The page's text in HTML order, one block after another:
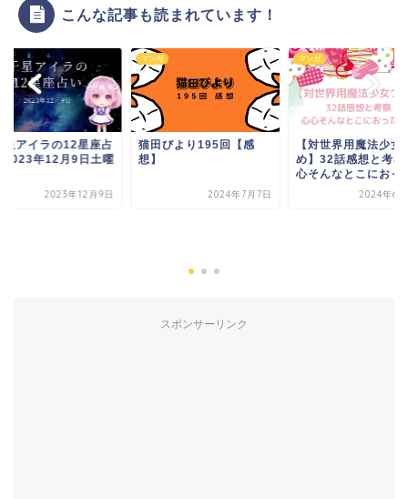
こんな記事も読まれています！
星アイラの12星座占
2023年12月9日土曜
2023年12月9日
マンガ
猫田びより195回【感
想】
2024年7月7日
マンガ
【対世界用魔法少女
め】32話感想と考察
心そんなとこにおっ
2024年6
スポンサーリンク